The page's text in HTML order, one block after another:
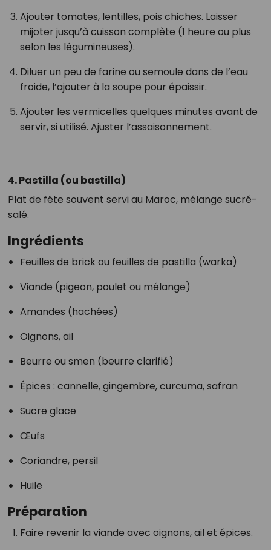
Ajouter tomates, lentilles, pois chiches. Laisser
mijoter jusqu’à cuisson complète (1 heure ou plus
selon les légumineuses).
Diluer un peu de farine ou semoule dans de l’eau
froide, l’ajouter à la soupe pour épaissir.
Ajouter les vermicelles quelques minutes avant de
servir, si utilisé. Ajuster l’assaisonnement.
4. Pastilla (ou bastilla)
Plat de fête souvent servi au Maroc, mélange sucré-
salé.
Ingrédients
Feuilles de brick ou feuilles de pastilla (warka)
Viande (pigeon, poulet ou mélange)
Amandes (hachées)
Oignons, ail
Beurre ou smen (beurre clarifié)
Épices : cannelle, gingembre, curcuma, safran
Sucre glace
Œufs
Coriandre, persil
Huile
Préparation
Faire revenir la viande avec oignons, ail et épices.